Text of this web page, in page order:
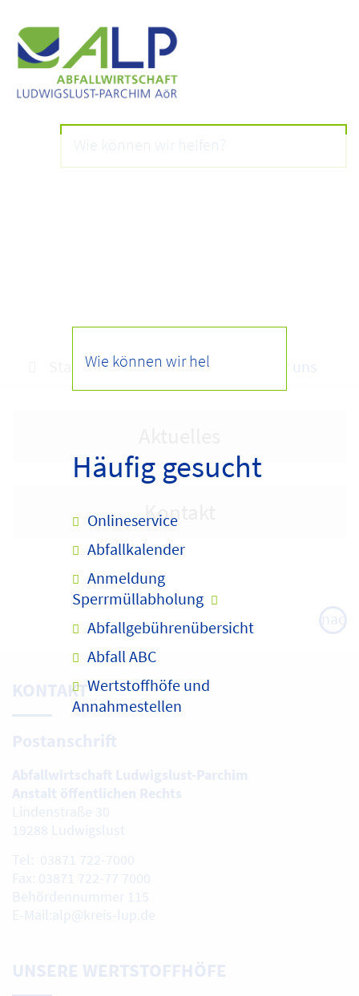
Häufig gesucht
Onlineservice
Abfallkalender
Anmeldung
Sperrmüllabholung
Abfallgebührenübersicht
Abfall ABC
Wertstoffhöfe und
Annahmestellen
Startseite Infocenter Über uns
Kontakt
nach
oben
KONTAKT
Postanschrift
Abfallwirtschaft Ludwigslust-Parchim
Anstalt öffentlichen Rechts
Lindenstraße 30
19288 Ludwigslust
Tel: 03871 722-7000
Fax: 03871 722-77 7000
Behördennummer 115
E-Mail:alp@kreis-lup.de
UNSERE WERTSTOFFHÖFE